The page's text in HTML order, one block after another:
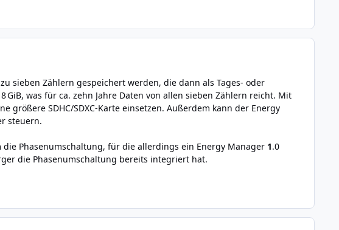
sieben Zählern gespeichert werden, die dann als Tages- oder
was für ca. zehn Jahre Daten von allen sieben Zählern reicht. Mit
SDHC/SDXC-Karte einsetzen. Außerdem kann der Energy
steuern.
Phasenumschaltung, für die allerdings ein Energy Manager 1.0
die Phasenumschaltung bereits integriert hat.